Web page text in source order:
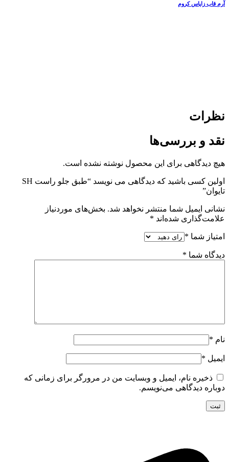
آرم قاب زاپاس کروم
نظرات
نقد و بررسی‌ها
هیچ دیدگاهی برای این محصول نوشته نشده است.
اولین کسی باشید که دیدگاهی می نویسد “طبق جلو راست SH
تایوان”
نشانی ایمیل شما منتشر نخواهد شد. بخش‌های موردنیاز
علامت‌گذاری شده‌اند *
امتیاز شما *
دیدگاه شما *
نام *
ایمیل *
ذخیره نام، ایمیل و وبسایت من در مرورگر برای زمانی که
دوباره دیدگاهی می‌نویسم.